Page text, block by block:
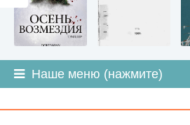
Наше меню (нажмите)